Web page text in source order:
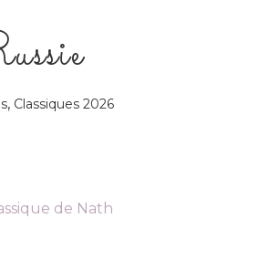
, Classiques 2026
de Nath